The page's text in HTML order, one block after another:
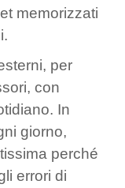
memorizzati
per
con
In
giorno,
perché
errori di